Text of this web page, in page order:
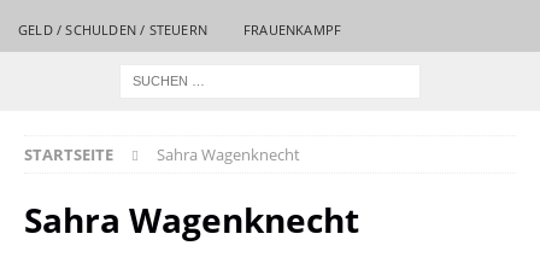
GELD / SCHULDEN / STEUERN FRAUENKAMPF
STARTSEITE Sahra Wagenknecht
Sahra Wagenknecht